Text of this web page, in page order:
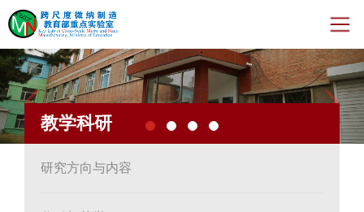
首页
新闻动态
机构人员
Previous
教学科研
研究方向与内容